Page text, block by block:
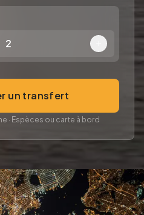
2
un transfert
· Espèces ou carte à bord